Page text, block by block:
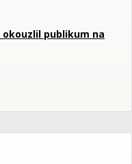
publikum na